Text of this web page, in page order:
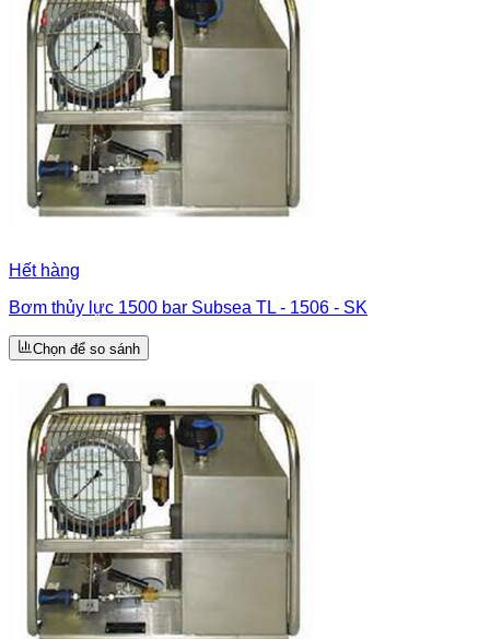
Hết hàng
Bơm thủy lực 1500 bar Subsea TL - 1506 - SK
Chọn để so sánh